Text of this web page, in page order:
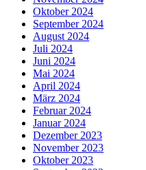
Oktober 2024
September 2024
August 2024
Juli 2024
Juni 2024
Mai 2024
April 2024
März 2024
Februar 2024
Januar 2024
Dezember 2023
November 2023
Oktober 2023